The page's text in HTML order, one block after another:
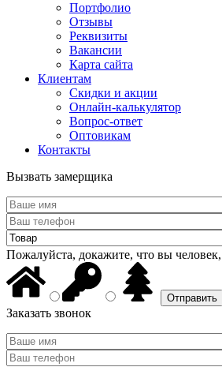
Портфолио
Отзывы
Реквизиты
Вакансии
Карта сайта
Клиентам
Скидки и акции
Онлайн-калькулятор
Вопрос-ответ
Оптовикам
Контакты
Вызвать замерщика
Пожалуйста, докажите, что вы
Заказать звонок